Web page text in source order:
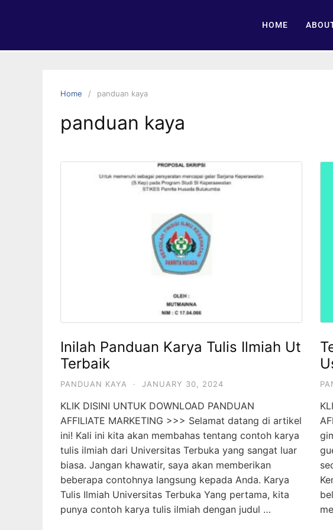
HOME
Home panduan kaya
panduan kaya
Inilah Panduan Karya Tulis Ilmiah Ut
Terbaik
PANDUAN KAYA · JANUARY 30, 2024
KLIK DISINI UNTUK DOWNLOAD PANDUAN
AFFILIATE MARKETING >>> Selamat datang di artikel
ini! Kali ini kita akan membahas tentang contoh karya
tulis ilmiah dari Universitas Terbuka yang sangat luar
biasa. Jangan khawatir, saya akan memberikan
beberapa contohnya langsung kepada Anda. Karya
Tulis Ilmiah Universitas Terbuka Yang pertama, kita
punya contoh karya tulis ilmiah dengan judul …